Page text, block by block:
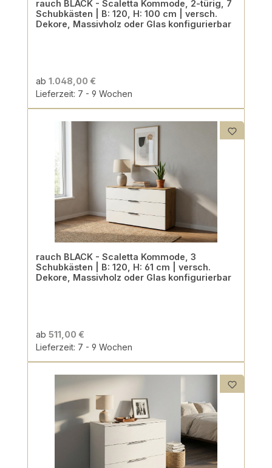
rauch BLACK - Scaletta Kommode, 2-türig, 7
Schubkästen | B: 120, H: 100 cm | versch.
Dekore, Massivholz oder Glas konfigurierbar
ab 1.048,00 €
Lieferzeit: 7 - 9 Wochen
rauch BLACK - Scaletta Kommode, 3
Schubkästen | B: 120, H: 61 cm | versch.
Dekore, Massivholz oder Glas konfigurierbar
ab 511,00 €
Lieferzeit: 7 - 9 Wochen